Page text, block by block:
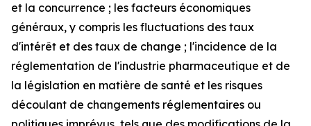
et la concurrence ; les facteurs économiques
généraux, y compris les fluctuations des taux
d'intérêt et des taux de change ; l'incidence de la
réglementation de l'industrie pharmaceutique et de
la législation en matière de santé et les risques
découlant de changements réglementaires ou